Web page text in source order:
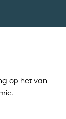
op het van